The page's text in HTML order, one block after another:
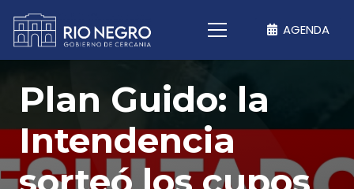
AGENDA
Plan Guido: la
Intendencia